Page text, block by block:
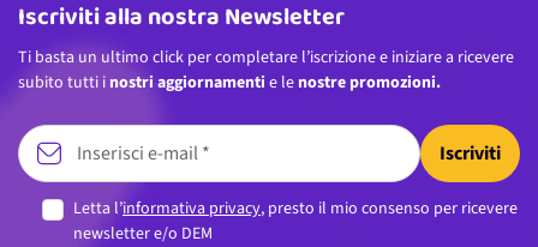
Iscriviti alla nostra Newsletter
Ti basta un ultimo click per completare l’iscrizione e iniziare a ricevere
subito tutti i nostri aggiornamenti e le nostre promozioni.
Iscriviti
Letta l’informativa privacy, presto il mio consenso per ricevere
newsletter e/o DEM